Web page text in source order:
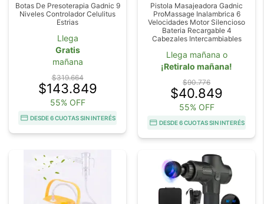
Botas De Presoterapia Gadnic 9
Niveles Controlador Celulitus
Estrias
Llega
Gratis
mañana
$319.664
$143.849
55% OFF
DESDE 6 CUOTAS SIN INTERÉS
Pistola Masajeadora Gadnic
ProMassage Inalambrica 6
Velocidades Motor Silencioso
Bateria Recargable 4
Cabezales Intercambiables
Llega mañana o
¡Retiralo mañana!
$90.776
$40.849
55% OFF
DESDE 6 CUOTAS SIN INTERÉS